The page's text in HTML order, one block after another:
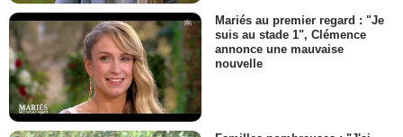
Mariés au premier regard : "Je
suis au stade 1", Clémence
annonce une mauvaise
nouvelle